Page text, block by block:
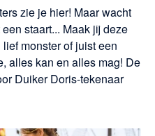
zie je hier! Maar wacht
staart... Maak jij deze
monster of juist een
alles kan en alles mag! De
Duiker Doris-tekenaar